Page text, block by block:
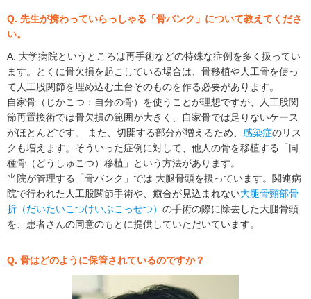
Q. 先生が携わっていらっしゃる「骨バンク」について教えてくださ
い。
A. 大学病院というところは再手術などの特殊な症例を多く扱ってい
ます。とくに骨欠損を起こしている場合は、骨移植や人工骨を使っ
て人工股関節を埋め込む土台そのものを作る必要があります。
自家骨（じかこつ：自分の骨）を使うことが理想ですが、人工股関
節再置換術では骨欠損の範囲が大きく、自家骨では足りないケース
がほとんどです。 また、切開する部分が増えるため、 感染症のリス
クも増えます。そういった症例に対して、他人の骨を移植する「同
種骨（どうしゅこつ）移植」という方法があります。
当院が管理する「骨バンク」では 大腿骨頭を扱っています。関連病
院で行われた人工股関節手術や、癒合が見込まれない大腿骨頸部骨
折（だいたいこつけいぶこっせつ） の手術の際に除去した大腿骨頭
を、患者さんの同意のもとに提供していただいています。
Q. 骨はどのように保管されているのですか？